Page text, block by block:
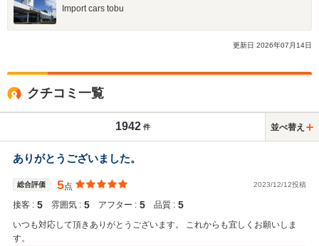
Import cars tobu
更新日 2026年07 月 14日
クチコミ一覧
1942 件 並べ替え
ありがとうございました。
総合評価 5点 2023/12/12投稿
接客 : 5 雰囲気 : 5 アフター : 5 品質 : 5
いつも対応して頂きありがとうございます。 これからも宜しくお願いしま
す。